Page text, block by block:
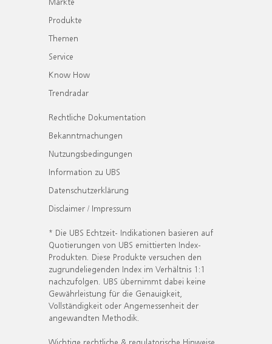
Produkte
Themen
Service
Know How
Trendradar
Rechtliche Dokumentation
Bekanntmachungen
Nutzungsbedingungen
Information zu UBS
Datenschutzerklärung
Disclaimer / Impressum
* Die UBS Echtzeit- Indikationen basieren auf
Quotierungen von UBS emittierten Index-
Produkten. Diese Produkte versuchen den
zugrundeliegenden Index im Verhältnis 1:1
nachzufolgen. UBS übernimmt dabei keine
Gewährleistung für die Genauigkeit,
Vollständigkeit oder Angemessenheit der
angewandten Methodik.